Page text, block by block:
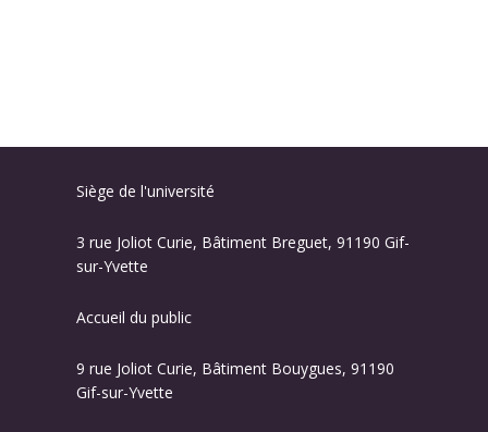
Siège de l'université
3 rue Joliot Curie, Bâtiment Breguet, 91190 Gif-
sur-Yvette
Accueil du public
9 rue Joliot Curie, Bâtiment Bouygues, 91190
Gif-sur-Yvette